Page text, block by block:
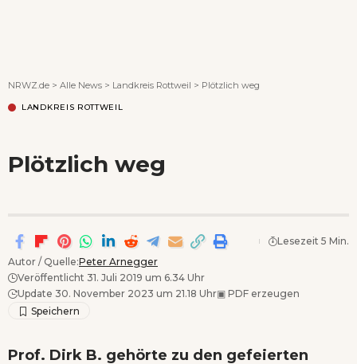
NRWZ.de > Alle News > Landkreis Rottweil > Plötzlich weg
LANDKREIS ROTTWEIL
Plötzlich weg
Autor / Quelle:Peter Arnegger
Veröffentlicht 31. Juli 2019 um 6.34 Uhr
Update 30. November 2023 um 21.18 Uhr▣ PDF erzeugen
Lesezeit 5 Min.
Prof. Dirk B. gehörte zu den gefeierten